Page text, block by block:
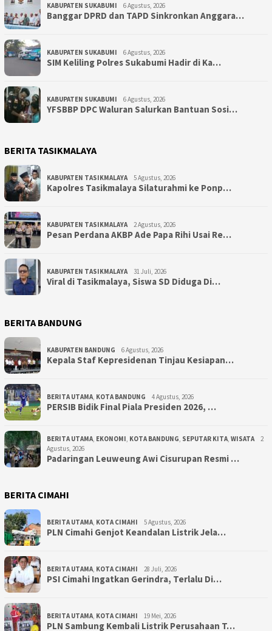
KABUPATEN SUKABUMI 6 Agustus, 2026
Banggar DPRD dan TAPD Sinkronkan Anggara…
KABUPATEN SUKABUMI 6 Agustus, 2026
SIM Keliling Polres Sukabumi Hadir di Ka…
KABUPATEN SUKABUMI 6 Agustus, 2026
YFSBBP DPC Waluran Salurkan Bantuan Sosi…
BERITA TASIKMALAYA
KABUPATEN TASIKMALAYA 5 Agustus, 2026
Kapolres Tasikmalaya Silaturahmi ke Ponp…
KABUPATEN TASIKMALAYA 2 Agustus, 2026
Pesan Perdana AKBP Ade Papa Rihi Usai Re…
KABUPATEN TASIKMALAYA 31 Juli, 2026
Viral di Tasikmalaya, Siswa SD Diduga Di…
BERITA BANDUNG
KABUPATEN BANDUNG 6 Agustus, 2026
Kepala Staf Kepresidenan Tinjau Kesiapan…
BERITA UTAMA, KOTA BANDUNG 4 Agustus, 2026
PERSIB Bidik Final Piala Presiden 2026, …
BERITA UTAMA, EKONOMI, KOTA BANDUNG, SEPUTAR KITA, WISATA
2
Agustus, 2026
Padaringan Leuweung Awi Cisurupan Resmi …
BERITA CIMAHI
BERITA UTAMA, KOTA CIMAHI 5 Agustus, 2026
PLN Cimahi Genjot Keandalan Listrik Jela…
BERITA UTAMA, KOTA CIMAHI 28 Juli, 2026
PSI Cimahi Ingatkan Gerindra, Terlalu Di…
BERITA UTAMA, KOTA CIMAHI 19 Mei, 2026
PLN Sambung Kembali Listrik Perusahaan T…